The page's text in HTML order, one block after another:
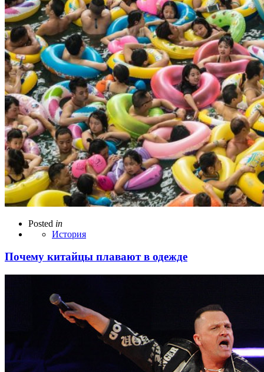
Posted in
История
Почему китайцы плавают в одежде